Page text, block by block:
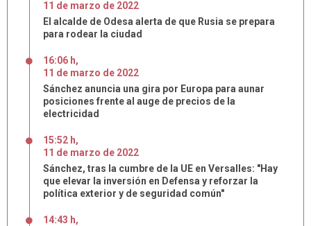
11 de marzo de 2022
El alcalde de Odesa alerta de que Rusia se prepara
para rodear la ciudad
16:06 h,
11 de marzo de 2022
Sánchez anuncia una gira por Europa para aunar
posiciones frente al auge de precios de la
electricidad
15:52 h,
11 de marzo de 2022
Sánchez, tras la cumbre de la UE en Versalles: "Hay
que elevar la inversión en Defensa y reforzar la
política exterior y de seguridad común"
14:43 h,